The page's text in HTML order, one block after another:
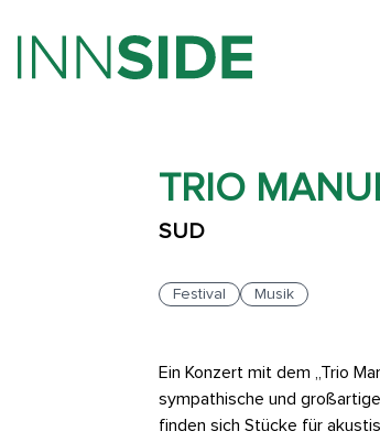
TRIO
SUD
Festival Musik
Ein Konzert mit dem „Trio
sympathische und
finden sich Stücke für